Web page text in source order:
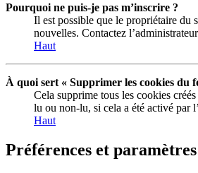
Pourquoi ne puis-je pas m’inscrire ?
Il est possible que le propriétaire du
nouvelles. Contactez
Haut
À quoi sert « Supprimer les cookies du
Cela supprime tous les cookies
lu ou non-lu, si cela a été activé par
Haut
Préférences et